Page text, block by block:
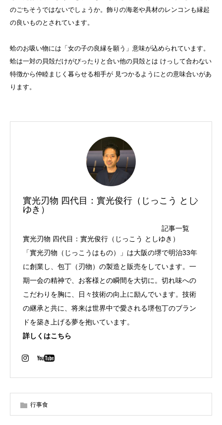
のごちそうではないでしょうか。飾りの海老や具材のレンコンも縁起
の良いものとされています。
蛤のお吸い物には「女の子の良縁を願う」意味が込められています。
蛤は一対の貝殻だけがぴったりと合い他の貝殻とは けっして合わない
特徴から仲睦まじく暮らせる相手が 見つかるようにとの意味合いがあ
ります。
實光刃物 四代目：實光俊行（じっこう とし
ゆき）
記事一覧
實光刃物 四代目：實光俊行（じっこう としゆき）
「實光刃物（じっこうはもの）」は大阪の堺で明治33年
に創業し、包丁（刃物）の製造と販売をしています。一
期一会の精神で、お客様との瞬間を大切に。切れ味への
こだわりを胸に、日々技術の向上に励んでいます。技術
の継承と共に、将来は世界中で愛される堺包丁のブラン
ドを築き上げる夢を抱いています。
詳しくはこちら
行事食